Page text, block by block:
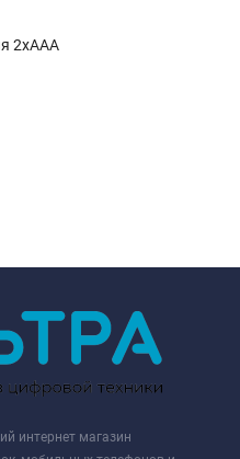
2xAAA
интернет магазин